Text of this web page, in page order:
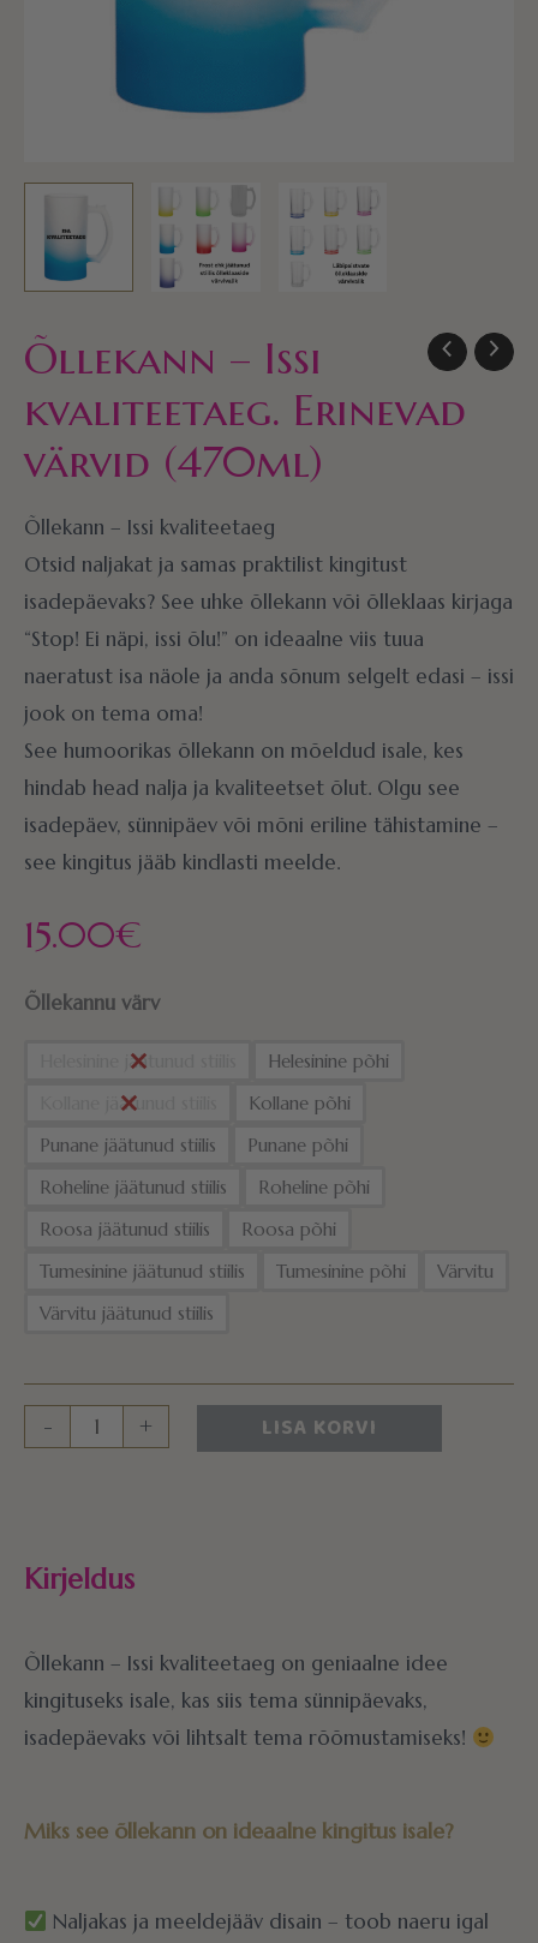
Õllekann – Issi
kvaliteetaeg. Erinevad
värvid (470ml)
Õllekann – Issi kvaliteetaeg
Otsid naljakat ja samas praktilist kingitust
isadepäevaks? See uhke õllekann või õlleklaas kirjaga
“Stop! Ei näpi, issi õlu!” on ideaalne viis tuua
naeratust isa näole ja anda sõnum selgelt edasi – issi
jook on tema oma!
See humoorikas õllekann on mõeldud isale, kes
hindab head nalja ja kvaliteetset õlut. Olgu see
isadepäev, sünnipäev või mõni eriline tähistamine –
see kingitus jääb kindlasti meelde.
15.00€
Õllekannu värv
Helesinine jäätunud stiilis
Helesinine põhi
Kollane jäätunud stiilis
Kollane põhi
Punane jäätunud stiilis
Punane põhi
Roheline jäätunud stiilis
Roheline põhi
Roosa jäätunud stiilis
Roosa põhi
Tumesinine jäätunud stiilis
Tumesinine põhi
Värvitu
Värvitu jäätunud stiilis
- + LISA KORVI
Kirjeldus
Õllekann – Issi kvaliteetaeg on geniaalne idee
kingituseks isale, kas siis tema sünnipäevaks,
isadepäevaks või lihtsalt tema rõõmustamiseks!
Miks see õllekann on ideaalne kingitus isale?
Naljakas ja meeldejääv disain – toob naeru igal